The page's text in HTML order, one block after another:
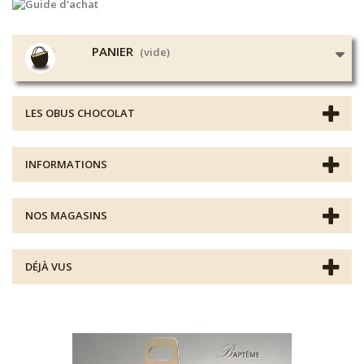
PANIER (vide)
LES OBUS CHOCOLAT
INFORMATIONS
NOS MAGASINS
DÉJÀ VUS